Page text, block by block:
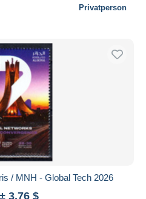
Privatperson
/ MNH - Global Tech 2026
± 3,76 $